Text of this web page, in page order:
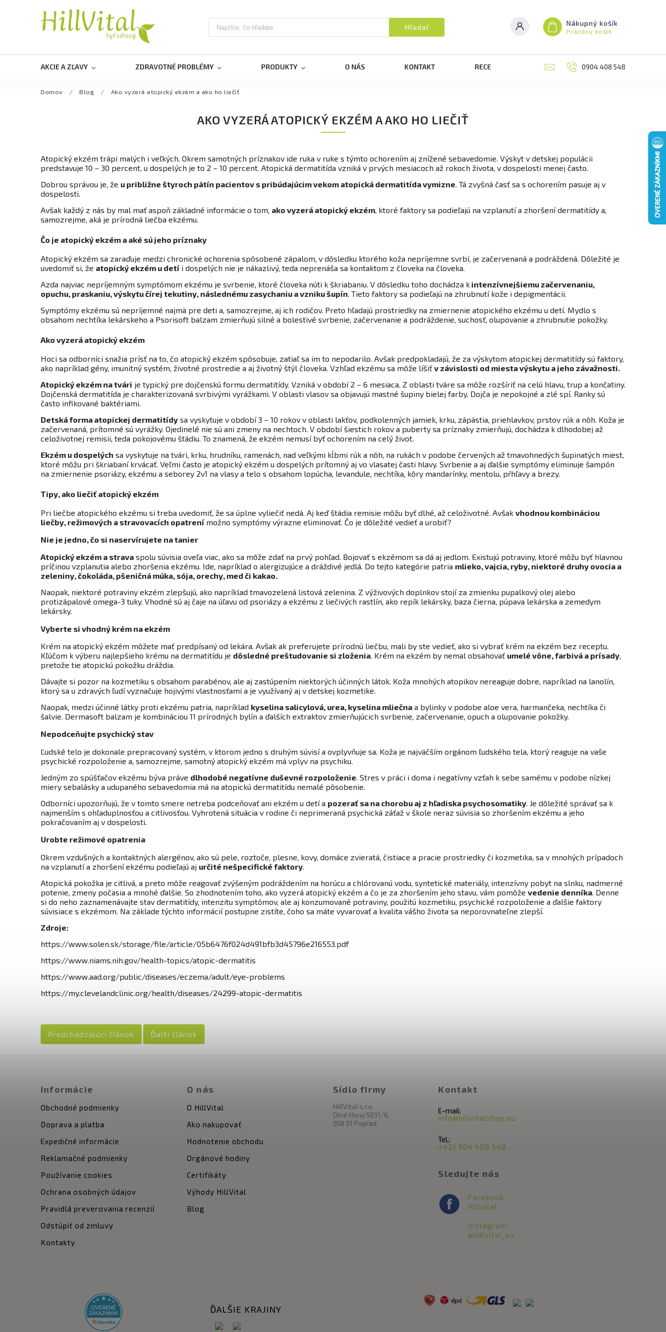
Hľadať Nákupný košík
Prázdny košík
AKCIE A ZĽAVY ZDRAVOTNÉ PROBLÉMY PRODUKTY O NÁS KONTAKT RECENZIE BLOG MOJA
0904 408 548
Domov / Blog / Ako vyzerá atopický ekzém a ako ho liečiť
AKO VYZERÁ ATOPICKÝ EKZÉM A AKO HO LIEČIŤ
Atopický ekzém trápi malých i veľkých. Okrem samotných príznakov ide ruka v ruke s týmto ochorením aj znížené sebavedomie. Výskyt v detskej populácii
predstavuje 10 – 30 percent, u dospelých je to 2 – 10 percent. Atopická dermatitída vzniká v prvých mesiacoch až rokoch života, v dospelosti menej často.
Dobrou správou je, že u približne štyroch pätín pacientov s pribúdajúcim vekom atopická dermatitída vymizne. Tá zvyšná časť sa s ochorením pasuje aj v
dospelosti.
Avšak každý z nás by mal mať aspoň základné informácie o tom, ako vyzerá atopický ekzém, ktoré faktory sa podieľajú na vzplanutí a zhoršení dermatitídy a,
samozrejme, aká je prírodná liečba ekzému.
Čo je atopický ekzém a aké sú jeho príznaky
Atopický ekzém sa zaraďuje medzi chronické ochorenia spôsobené zápalom, v dôsledku ktorého koža nepríjemne svrbí, je začervenaná a podráždená. Dôležité je
uvedomiť si, že atopický ekzém u detí i dospelých nie je nákazlivý, teda neprenáša sa kontaktom z človeka na človeka.
Azda najviac nepríjemným symptómom ekzému je svrbenie, ktoré človeka núti k škriabaniu. V dôsledku toho dochádza k intenzívnejšiemu začervenaniu,
opuchu, praskaniu, výskytu čírej tekutiny, následnému zasychaniu a vzniku šupín. Tieto faktory sa podieľajú na zhrubnutí kože i depigmentácii.
Symptómy ekzému sú nepríjemné najmä pre deti a, samozrejme, aj ich rodičov. Preto hľadajú prostriedky na zmiernenie atopického ekzému u detí. Mydlo s
obsahom nechtíka lekárskeho a Psorisoft balzam zmierňujú silné a bolestivé svrbenie, začervenanie a podráždenie, suchosť, olupovanie a zhrubnutie pokožky.
Ako vyzerá atopický ekzém
Hoci sa odborníci snažia prísť na to, čo atopický ekzém spôsobuje, zatiaľ sa im to nepodarilo. Avšak predpokladajú, že za výskytom atopickej dermatitídy sú faktory,
ako napríklad gény, imunitný systém, životné prostredie a aj životný štýl človeka. Vzhľad ekzému sa môže líšiť v závislosti od miesta výskytu a jeho závažnosti.
Atopický ekzém na tvári je typický pre dojčenskú formu dermatitídy. Vzniká v období 2 – 6 mesiaca. Z oblasti tváre sa môže rozšíriť na celú hlavu, trup a končatiny.
Dojčenská dermatitída je charakterizovaná svrbivými vyrážkami. V oblasti vlasov sa objavujú mastné šupiny bielej farby. Dojča je nepokojné a zlé spí. Ranky sú
často infikované baktériami.
Detská forma atopickej dermatitídy sa vyskytuje v období 3 – 10 rokov v oblasti lakťov, podkolenných jamiek, krku, zápästia, priehlavkov, prstov rúk a nôh. Koža je
začervenaná, prítomné sú vyrážky. Ojedinelé nie sú ani zmeny na nechtoch. V období šiestich rokov a puberty sa príznaky zmierňujú, dochádza k dlhodobej až
celoživotnej remisii, teda pokojovému štádiu. To znamená, že ekzém nemusí byť ochorením na celý život.
Ekzém u dospelých sa vyskytuje na tvári, krku, hrudníku, ramenách, nad veľkými kĺbmi rúk a nôh, na rukách v podobe červených až tmavohnedých šupinatých miest,
ktoré môžu pri škriabaní krvácať. Veľmi často je atopický ekzém u dospelých prítomný aj vo vlasatej časti hlavy. Svrbenie a aj ďalšie symptómy eliminuje šampón
na zmiernenie psoriázy, ekzému a seborey 2v1 na vlasy a telo s obsahom lopúcha, levandule, nechtíka, kôry mandarínky, mentolu, pŕhľavy a brezy.
Tipy, ako liečiť atopický ekzém
Pri liečbe atopického ekzému si treba uvedomiť, že sa úplne vyliečiť nedá. Aj keď štádia remisie môžu byť dlhé, až celoživotné. Avšak vhodnou kombináciou
liečby, režimových a stravovacích opatrení možno symptómy výrazne eliminovať. Čo je dôležité vedieť a urobiť?
Nie je jedno, čo si naservírujete na tanier
Atopický ekzém a strava spolu súvisia oveľa viac, ako sa môže zdať na prvý pohľad. Bojovať s ekzémom sa dá aj jedlom. Existujú potraviny, ktoré môžu byť hlavnou
príčinou vzplanutia alebo zhoršenia ekzému. Ide, napríklad o alergizujúce a dráždivé jedlá. Do tejto kategórie patria mlieko, vajcia, ryby, niektoré druhy ovocia a
zeleniny, čokoláda, pšeničná múka, sója, orechy, med či kakao.
Naopak, niektoré potraviny ekzém zlepšujú, ako napríklad tmavozelená listová zelenina. Z výživových doplnkov stojí za zmienku pupalkový olej alebo
protizápalové omega-3 tuky. Vhodné sú aj čaje na úľavu od psoriázy a ekzému z liečivých rastlín, ako repík lekársky, baza čierna, púpava lekárska a zemedym
lekársky.
Vyberte si vhodný krém na ekzém
Krém na atopický ekzém môžete mať predpísaný od lekára. Avšak ak preferujete prírodnú liečbu, mali by ste vedieť, ako si vybrať krém na ekzém bez receptu.
Kľúčom k výberu najlepšieho krému na dermatitídu je dôsledné preštudovanie si zloženia. Krém na ekzém by nemal obsahovať umelé vône, farbivá a prísady,
pretože tie atopickú pokožku dráždia.
Dávajte si pozor na kozmetiku s obsahom parabénov, ale aj zastúpením niektorých účinných látok. Koža mnohých atopikov nereaguje dobre, napríklad na lanolín,
ktorý sa u zdravých ľudí vyznačuje hojivými vlastnosťami a je využívaný aj v detskej kozmetike.
Naopak, medzi účinné látky proti ekzému patria, napríklad kyselina salicylová, urea, kyselina mliečna a bylinky v podobe aloe vera, harmančeka, nechtíka či
šalvie. Dermasoft balzam je kombináciou 11 prírodných bylín a ďalších extraktov zmierňujúcich svrbenie, začervenanie, opuch a olupovanie pokožky.
Nepodceňujte psychický stav
Ľudské telo je dokonale prepracovaný systém, v ktorom jedno s druhým súvisí a ovplyvňuje sa. Koža je najväčším orgánom ľudského tela, ktorý reaguje na vaše
psychické rozpoloženie a, samozrejme, samotný atopický ekzém má vplyv na psychiku.
Jedným zo spúšťačov ekzému býva práve dlhodobé negatívne duševné rozpoloženie . Stres v práci i doma i negatívny vzťah k sebe samému v podobe nízkej
miery sebalásky a udupaného sebavedomia má na atopickú dermatitídu nemalé pôsobenie.
Odborníci upozorňujú, že v tomto smere netreba podceňovať ani ekzém u detí a pozerať sa na chorobu aj z hľadiska psychosomatiky . Je dôležité správať sa k
najmenším s ohľaduplnosťou a citlivosťou. Vyhrotená situácia v rodine či neprimeraná psychická záťaž v škole neraz súvisia so zhoršením ekzému a jeho
pokračovaním aj v dospelosti.
Urobte režimové opatrenia
Okrem vzdušných a kontaktných alergénov, ako sú pele, roztoče, plesne, kovy, domáce zvieratá, čistiace a pracie prostriedky či kozmetika, sa v mnohých prípadoch
na vzplanutí a zhoršení ekzému podieľajú aj určité nešpecifické faktory
Atopická pokožka je citlivá, a preto môže reagovať zvýšeným podráždením na horúcu a chlórovanú vodu, syntetické materiály, intenzívny pobyt na slnku, nadmerné
potenie, zmeny počasia a mnohé ďalšie. So zhodnotením toho, ako vyzerá atopický ekzém a čo je za zhoršením jeho stavu, vám pomôže vedenie denníka . Denne
si do neho zaznamenávajte stav dermatitídy, intenzitu symptómov, ale aj konzumované potraviny, použitú kozmetiku, psychické rozpoloženie a ďalšie faktory
súvisiace s ekzémom. Na základe týchto informácií postupne zistíte, čoho sa máte vyvarovať a kvalita vášho života sa neporovnateľne zlepší.
Zdroje:
https://www.solen.sk/storage/file/article/05b6476f024d491bfb3d45796e216553.pdf
https://www.niams.nih.gov/health-topics/atopic-dermatitis
https://www.aad.org/public/diseases/eczema/adult/eye-problems
https://my.clevelandclinic.org/health/diseases/24299-atopic-dermatitis
Predchádzajúci článok Ďalší článok
Informácie
Obchodné podmienky
Doprava a platba
Expedičné informácie
Reklamačné podmienky
Používanie cookies
Ochrana osobných údajov
Pravidlá preverovania recenzií
Odstúpiť od zmluvy
Kontakty
O nás
O HillVital
Ako nakupovať
Hodnotenie obchodu
Orgánové hodiny
Certifikáty
Výhody HillVital
Blog
Sídlo firmy
HillVital s.r.o.
Dlhé Hony 5031/6,
058 01 Poprad
Kontakt
E-mail:
info@hillvitalshop.eu
Tel.:
+421 904 408 548
Sledujte nás
Facebook:
Hillvital
Instagram:
@hillvital_eu
ĎALŠIE KRAJINY